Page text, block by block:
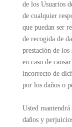
de los Usuarios
de cualquier
que puedan ser
de recogida de
prestación de
en caso de
incorrecto de
por los daños o
Usted
daños y